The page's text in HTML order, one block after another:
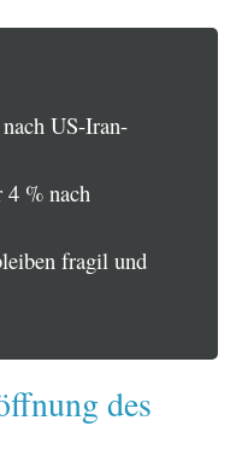
US-Iran-
% nach
fragil und
des